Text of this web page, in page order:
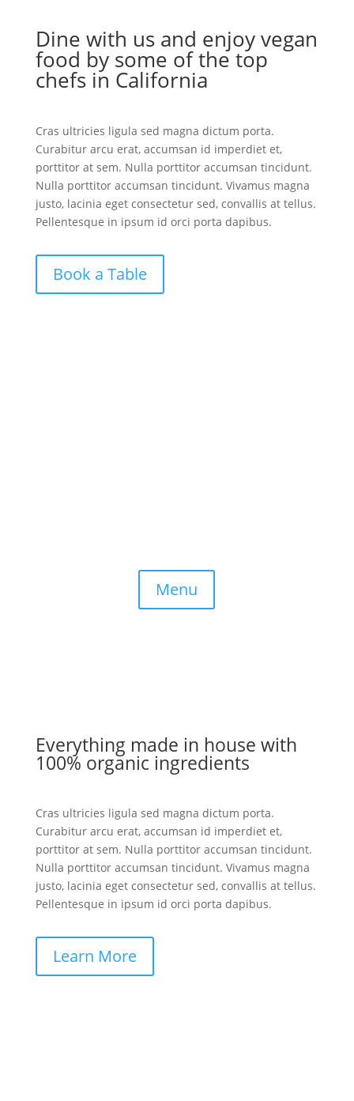
Dine with us and enjoy vegan
food by some of the top
chefs in California
Cras ultricies ligula sed magna dictum porta.
Curabitur arcu erat, accumsan id imperdiet et,
porttitor at sem. Nulla porttitor accumsan tincidunt.
Nulla porttitor accumsan tincidunt. Vivamus magna
justo, lacinia eget consectetur sed, convallis at tellus.
Pellentesque in ipsum id orci porta dapibus.
Book a Table
Menu
Everything made in house with
100% organic ingredients
Cras ultricies ligula sed magna dictum porta.
Curabitur arcu erat, accumsan id imperdiet et,
porttitor at sem. Nulla porttitor accumsan tincidunt.
Nulla porttitor accumsan tincidunt. Vivamus magna
justo, lacinia eget consectetur sed, convallis at tellus.
Pellentesque in ipsum id orci porta dapibus.
Learn More